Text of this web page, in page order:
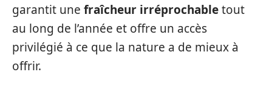
garantit une fraîcheur irréprochabletout
au long de l’année et offre un accès
privilégié à ce que la nature a de mieux à
offrir.